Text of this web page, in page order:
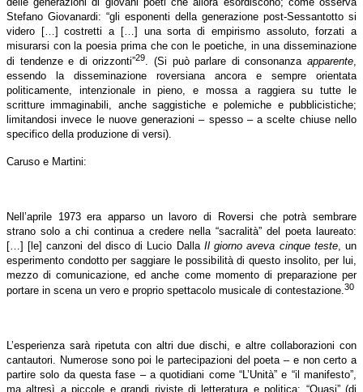
Stefano Giovanardi: “gli esponenti della generazione post-Sessantotto si
videro […] costretti a […] una sorta di empirismo assoluto, forzati a
misurarsi con la poesia prima che con le poetiche, in una disseminazione
di tendenze e di orizzonti”29. (Si può parlare di consonanzaapparente,
essendo la disseminazione roversiana ancora e sempre orientata
politicamente, intenzionale in pieno, e mossa a raggiera su tutte le
scritture immaginabili, anche saggistiche e polemiche e pubblicistiche;
limitandosi invece le nuove generazioni – spesso – a scelte chiuse nello
specifico della produzione di versi).
Caruso e Martini:
Nell’aprile 1973 era apparso un lavoro di Roversi che potrà sembrare
strano solo a chi continua a credere nella “sacralità” del poeta laureato:
[…] [le] canzoni del disco di Lucio Dalla Il giorno aveva cinque teste, un
esperimento condotto per saggiare le possibilità di questo insolito, per lui,
mezzo di comunicazione, ed anche come momento di preparazione per
portare in scena un vero e proprio spettacolo musicale di contestazione.30
L’esperienza sarà ripetuta con altri due dischi, e altre collaborazioni con
cantautori. Numerose sono poi le partecipazioni del poeta – e non certo a
partire solo da questa fase – a quotidiani come “L’Unità” e “il manifesto”,
ma altresì a piccole e grandi riviste di letteratura e politica: “Quasi” (di